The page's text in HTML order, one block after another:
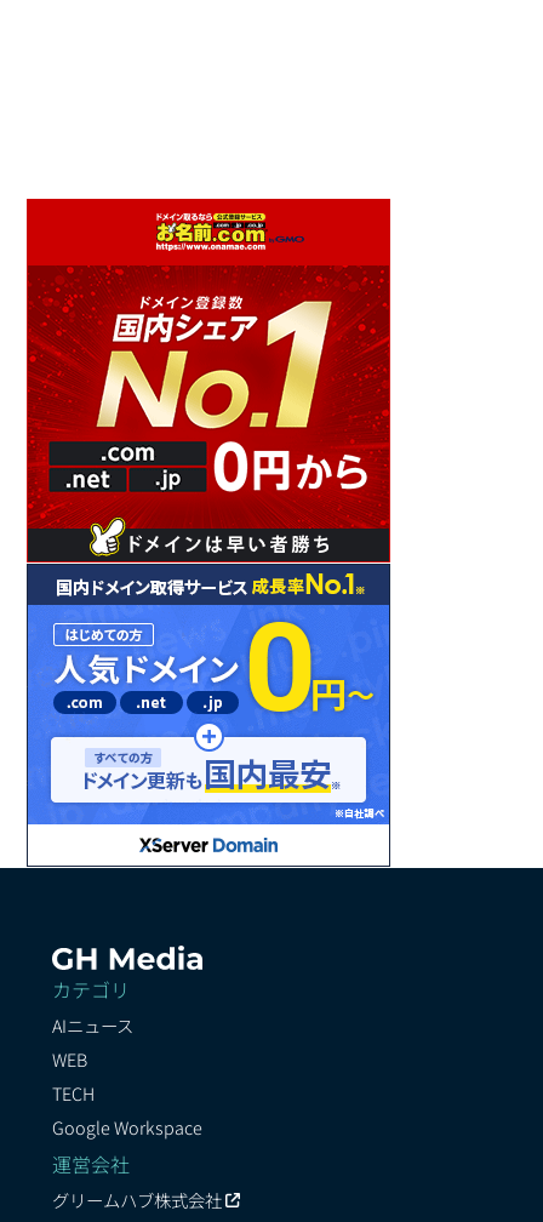
カテゴリ
AIニュース
WEB
TECH
Google Workspace
運営会社
グリームハブ株式会社